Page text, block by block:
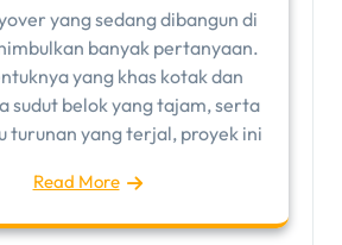
yang sedang dibangun di
banyak pertanyaan.
yang khas kotak dan
sudut belok yang tajam, serta
turunan yang terjal, proyek ini
Read More